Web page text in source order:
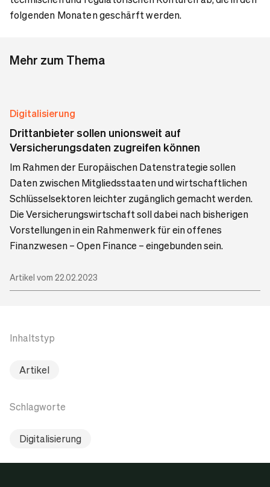
folgenden Monaten geschärft werden.
Mehr zum Thema
Digitalisierung
Drittanbieter sollen unionsweit auf
Versicherungsdaten zugreifen können
Im Rahmen der Europäischen Datenstrategie sollen
Daten zwischen Mitgliedsstaaten und wirtschaftlichen
Schlüsselsektoren leichter zugänglich gemacht werden.
Die Versicherungswirtschaft soll dabei nach bisherigen
Vorstellungen in ein Rahmenwerk für ein offenes
Finanzwesen – Open Finance – eingebunden sein.
Artikel vom 22.02.2023
Inhaltstyp
Artikel
Schlagworte
Digitalisierung